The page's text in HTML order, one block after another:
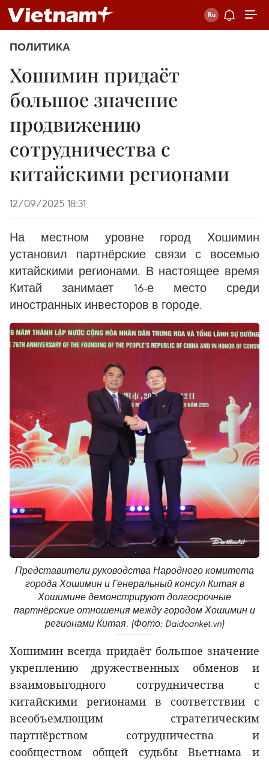
ПОЛИТИКА
Хошимин придаёт
большое значение
продвижению
сотрудничества с
китайскими регионами
12/09/2025 18:31
На местном уровне город Хошимин
установил партнёрские связи с восемью
китайскими регионами. В настоящее время
Китай занимает 16-е место среди
иностранных инвесторов в городе.
Представители руководства Народного комитета
города Хошимин и Генеральный консул Китая в
Хошимине демонстрируют долгосрочные
партнёрские отношения между городом Хошимин и
регионами Китая. (Фото: Daidoanket.vn)
Хошимин всегда придаёт большое значение
укреплению дружественных обменов и
взаимовыгодного сотрудничества с
китайскими регионами в соответствии с
всеобъемлющим стратегическим
партнёрством сотрудничества и
сообществом общей судьбы Вьетнама и